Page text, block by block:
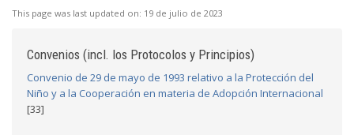
This page was last updated on: 19 de julio de 2023
Convenios (incl. los Protocolos y Principios)
Convenio de 29 de mayo de 1993 relativo a la Protección del
Niño y a la Cooperación en materia de Adopción Internacional
[33]